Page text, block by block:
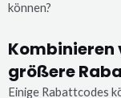
können?
Kombinieren
größere
Einige Rabattcodes